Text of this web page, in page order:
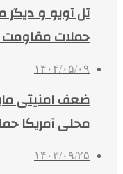
تل آویو و دیگر
حملات مقاومت
۱۴۰۴/۰۵/۰۹
محلی آمریکا
۱۴۰۳/۰۹/۲۵